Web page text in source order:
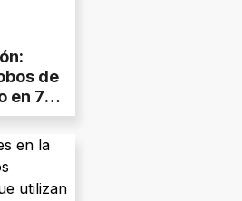
de
en 7